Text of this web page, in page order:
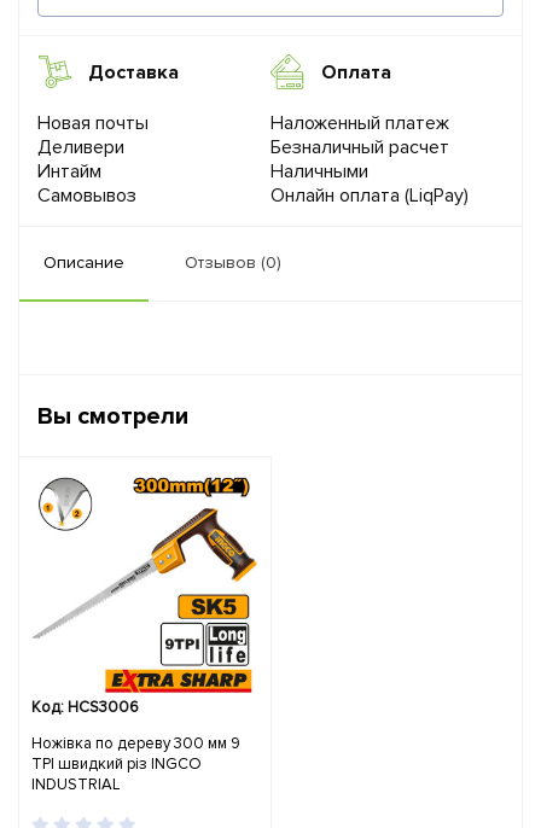
Доставка
Новая почты
Деливери
Интайм
Самовывоз
Оплата
Наложенный платеж
Безналичный расчет
Наличными
Онлайн оплата (LiqPay)
Описание Отзывов (0)
Вы смотрели
Код: HCS3006
Ножівка по дереву 300 мм 9
TPI швидкий різ INGCO
INDUSTRIAL